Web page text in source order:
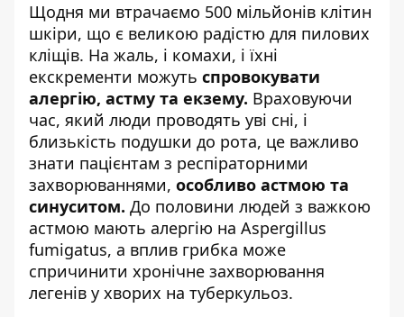
Щодня ми втрачаємо 500 мільйонів клітин
шкіри, що є великою радістю для пилових
кліщів. На жаль, і комахи, і їхні
екскременти можуть спровокувати
алергію, астму та екзему. Враховуючи
час, який люди проводять уві сні, і
близькість подушки до рота, це важливо
знати пацієнтам з респіраторними
захворюваннями, особливо астмою та
синуситом. До половини людей з важкою
астмою мають алергію на Aspergillus
fumigatus, а вплив грибка може
спричинити хронічне захворювання
легенів у хворих на туберкульоз.